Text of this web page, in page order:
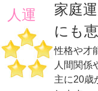
人運
家庭
にも
性格や才
人間関係
主に20歳